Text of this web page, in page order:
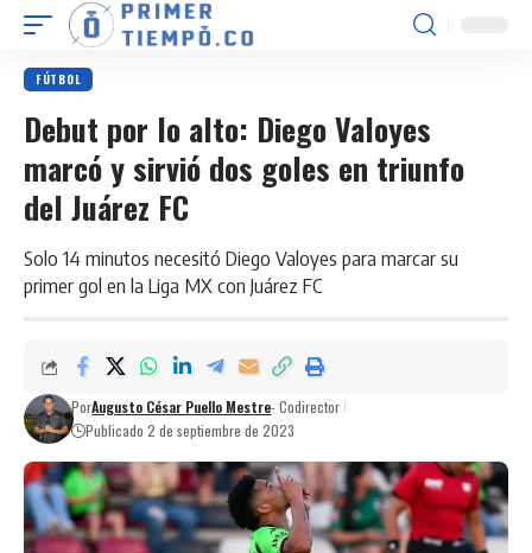
FÚTBOL
Debut por lo alto: Diego Valoyes
marcó y sirvió dos goles en triunfo
del Juárez FC
Solo 14 minutos necesitó Diego Valoyes para marcar su
primer gol en la Liga MX con Juárez FC
PorAugusto César Puello Mestre- Codirector
Publicado 2 de septiembre de 2023